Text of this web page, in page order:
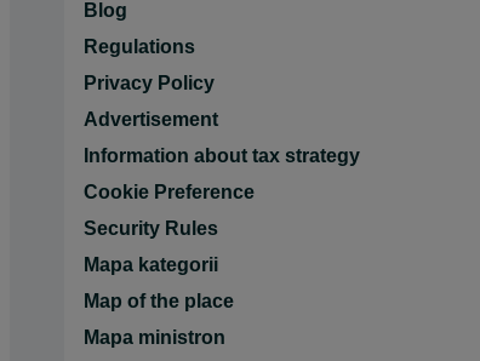
Blog
Regulations
Privacy Policy
Advertisement
Information about tax strategy
Cookie Preference
Security Rules
Mapa kategorii
Map of the place
Mapa ministron